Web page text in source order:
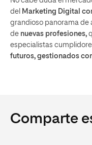
del Marketing Digital
grandioso panorama de
de nuevas profesiones,
especialistas
futuros, gestionados
Comparte